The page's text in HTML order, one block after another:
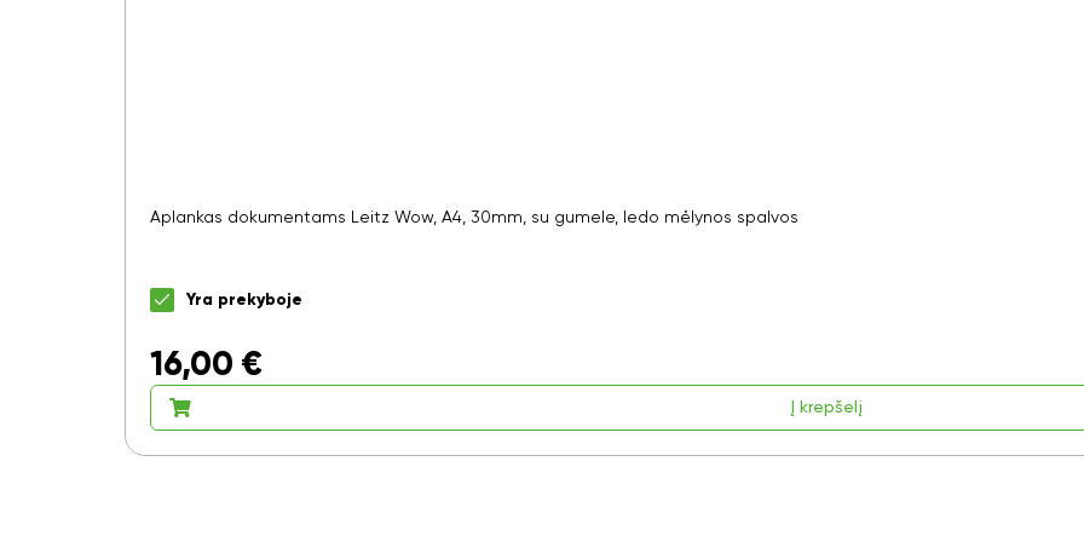
Aplankas dokumentams Leitz Wow, A4, 30mm, su gumele, ledo mėlynos spalvos
Yra prekyboje
16,00 €
Į krepšelį